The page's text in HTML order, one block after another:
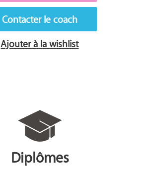
Contacter le coach
Ajouter à la wishlist
Diplômes